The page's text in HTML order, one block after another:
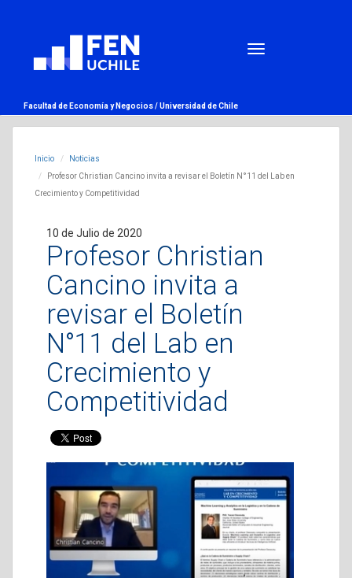
Facultad de Economía y Negocios /Universidad de Chile
Inicio
Noticias
Profesor Christian Cancino invita a revisar el Boletín N°11 del Lab en
Crecimiento y Competitividad
10 de Julio de 2020
Profesor Christian
Cancino invita a
revisar el Boletín
N°11 del Lab en
Crecimiento y
Competitividad